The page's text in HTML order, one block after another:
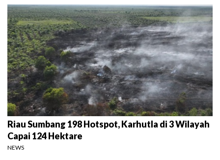
Riau Sumbang 198 Hotspot, Karhutla di 3 Wilayah
Capai 124 Hektare
NEWS